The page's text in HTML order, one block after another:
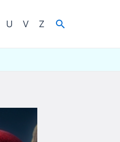
U V Z Cerca